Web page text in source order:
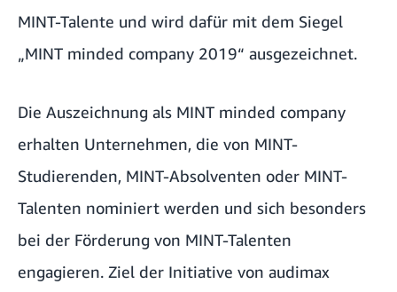
MINT-Talente und wird dafür mit dem Siegel
„MINT minded company 2019“ ausgezeichnet.
Die Auszeichnung als MINT minded company
erhalten Unternehmen, die von MINT-
Studierenden, MINT-Absolventen oder MINT-
Talenten nominiert werden und sich besonders
bei der Förderung von MINT-Talenten
engagieren. Ziel der Initiative von audimax